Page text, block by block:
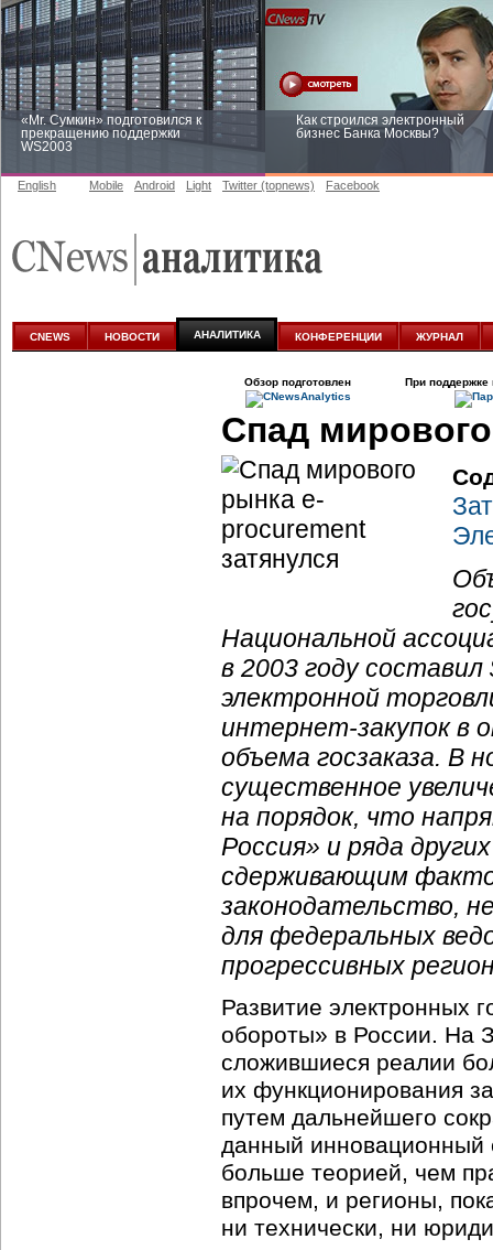
«Mr. Сумкин» подготовился к
прекращению поддержки
WS2003
Как строился электронный
бизнес Банка Москвы?
аналитике
English Mobile Android Light Twitter (topnews) Facebook
CNEWS НОВОСТИ АНАЛИТИКА КОНФЕРЕНЦИИ ЖУРНАЛ
Обзор подготовлен При поддержке
Спад
Национальной
в 2003 году
электронной
интернет-закупокв
объема госзаказа. В
существенное
на порядок, что
Россия» и ряда
сдерживающим
законодательство,
для федеральных
прогрессивных
Развитие электронных
обороты» в России. На
сложившиеся реалии
их функционирования
путем дальнейшего
данный инновационный
больше теорией, чем
впрочем, и регионы,
ни технически, ни